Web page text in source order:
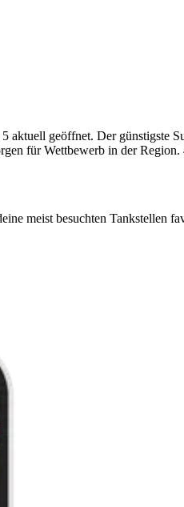
geöffnet. Der günstigste
für Wettbewerb in der
meist besuchten Tankstellen